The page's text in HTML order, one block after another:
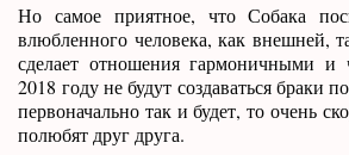
Но самое приятное, что Собака
влюбленного человека, как внешней,
сделает отношения гармоничными
2018 году не будут создаваться браки
первоначально так и будет, то очень
полюбят друг друга.